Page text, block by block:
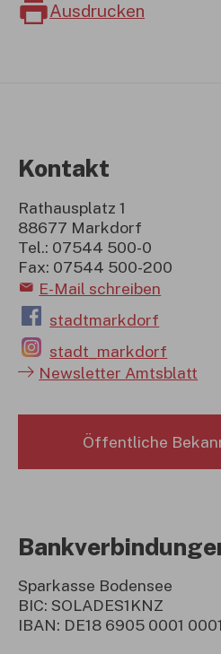
Ausdrucken
Kontakt
Rathausplatz 1
88677 Markdorf
Tel.: 07544 500-0
Fax: 07544 500-200
E-Mail schreiben
stadtmarkdorf
stadt_markdorf
Newsletter Amtsblatt
Öffentliche
Sparkasse Bodensee
BIC: SOLADES1KNZ
IBAN: DE18 6905 0001